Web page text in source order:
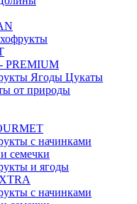
Ягоды Цукаты
от природы
с начинками
семечки
и ягоды
с начинками